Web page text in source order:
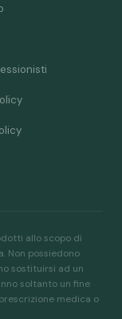
allo scopo di
Non possiedono
sostituirsi ad un
soltanto un fine
medica o